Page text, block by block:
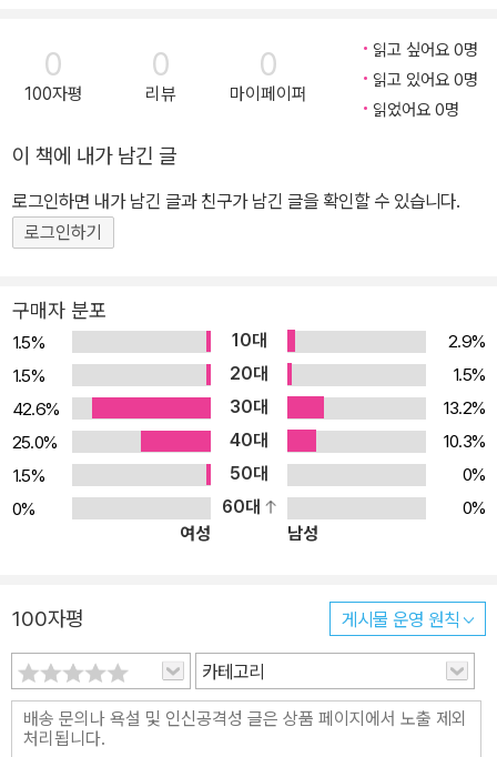
0
100자평
0
리뷰
0
마이페이퍼
읽고 싶어요 0명
읽고 있어요 0명
읽었어요 0명
이 책에 내가 남긴 글
로그인하면 내가 남긴 글과 친구가 남긴 글을 확인할 수 있습니다.
로그인하기
구매자 분포
1.5% 10대
2.9%
1.5%
20대
1.5%
42.6%
30대
13.2%
25.0%
40대
10.3%
1.5%
50대
0%
0%
60대
0%
여성
남성
100자평 게시물 운영 원칙
카테고리